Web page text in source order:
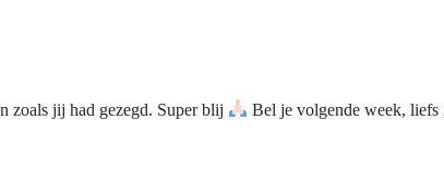
zoals jij had gezegd. Super blij Bel je volgende week, liefs